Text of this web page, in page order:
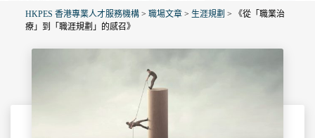
HKPES 香港專業人才服務機構 > 職場文章 > 生涯規劃 >
《從「職業治
療」到「職涯規劃」的感召》